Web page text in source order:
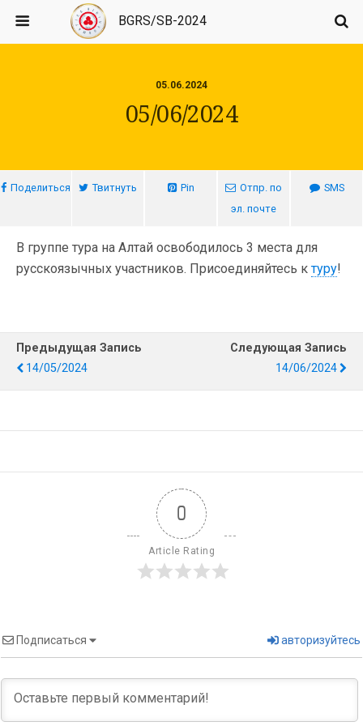
BGRS/SB-2024
05.06.2024
05/06/2024
Поделиться Твитнуть Pin
Отпр. по
эл. почте
SMS
В группе тура на Алтай освободилось 3 места для
русскоязычных участников. Присоединяйтесь ктуру!
Предыдущая Запись
14/05/2024
Следующая Запись
14/06/2024
0
Article Rating
Подписаться авторизуйтесь